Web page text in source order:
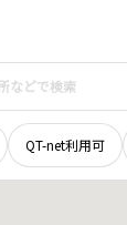
QT-net利用可